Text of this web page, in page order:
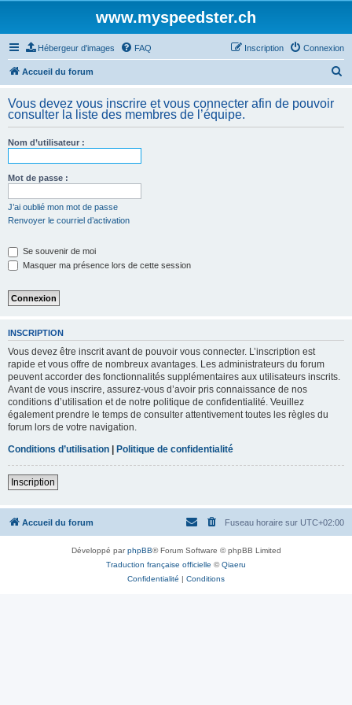
www.myspeedster.ch
Hébergeur d'images FAQ Connexion
Inscription
Accueil du forum
h
Vous devez vous inscrire et vous connecter afin de pouvoir
consulter la liste des membres de l’équipe.
Nom d’utilisateur :
Mot de passe :
J’ai oublié mon mot de passe
Renvoyer le courriel d’activation
Se souvenir de moi
Masquer ma présence lors de cette session
INSCRIPTION
Vous devez être inscrit avant de pouvoir vous connecter. L’inscription est
rapide et vous offre de nombreux avantages. Les administrateurs du forum
peuvent accorder des fonctionnalités supplémentaires aux utilisateurs inscrits.
Avant de vous inscrire, assurez-vous d’avoir pris connaissance de nos
conditions d’utilisation et de notre politique de confidentialité. Veuillez
également prendre le temps de consulter attentivement toutes les règles du
forum lors de votre navigation.
Conditions d’utilisation | Politique de confidentialité
Inscription
Accueil du forum Fuseau horaire sur UTC+02:00
Développé parphpBB® Forum Software © phpBB Limited
Traduction française officielle ©Qiaeru
Confidentialité | Conditions